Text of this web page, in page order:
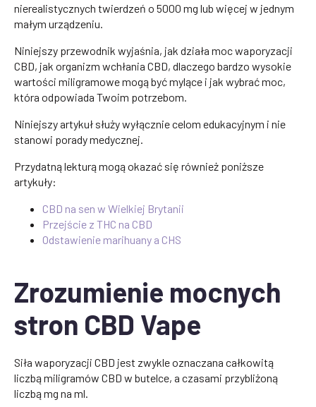
nierealistycznych twierdzeń o 5000 mg lub więcej w jednym
małym urządzeniu.
Niniejszy przewodnik wyjaśnia, jak działa moc waporyzacji
CBD, jak organizm wchłania CBD, dlaczego bardzo wysokie
wartości miligramowe mogą być mylące i jak wybrać moc,
która odpowiada Twoim potrzebom.
Niniejszy artykuł służy wyłącznie celom edukacyjnym i nie
stanowi porady medycznej.
Przydatną lekturą mogą okazać się również poniższe
artykuły:
CBD na sen w Wielkiej Brytanii
Przejście z THC na CBD
Odstawienie marihuany a CHS
Zrozumienie mocnych
stron CBD Vape
Siła waporyzacji CBD jest zwykle oznaczana całkowitą
liczbą miligramów CBD w butelce, a czasami przybliżoną
liczbą mg na ml.